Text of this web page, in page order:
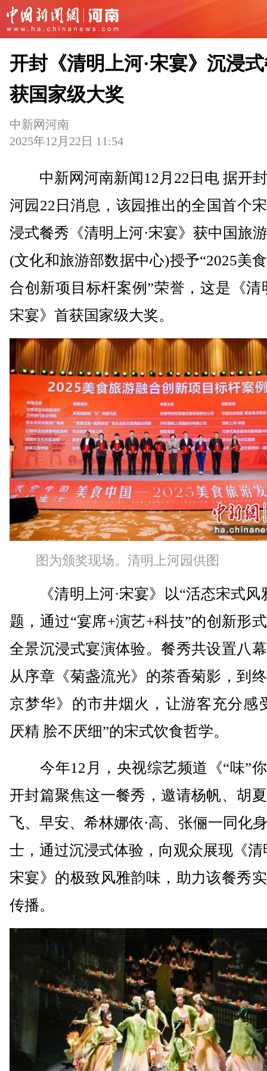
开封《清明上河·宋宴》沉浸
获国家级大奖
中新网河南
2025年12月22日 11:54
中新网河南新闻12月22日电 据开
河园22日消息，该园推出的全国首个
浸式餐秀《清明上河·宋宴》获中国旅
(文化和旅游部数据中心)授予“2025美
合创新项目标杆案例”荣誉，这是《清
宋宴》首获国家级大奖。
图为颁奖现场。清明上河园供图
《清明上河·宋宴》以“活态宋式风
题，通过“宴席+演艺+科技”的创新形
全景沉浸式宴演体验。餐秀共设置八
从序章《菊盏流光》的茶香菊影，到
京梦华》的市井烟火，让游客充分感
厌精 脍不厌细”的宋式饮食哲学。
今年12月，央视综艺频道《“味”
开封篇聚焦这一餐秀，邀请杨帆、胡
飞、早安、希林娜依·高、张俪一同化
士，通过沉浸式体验，向观众展现《清
宋宴》的极致风雅韵味，助力该餐秀
传播。